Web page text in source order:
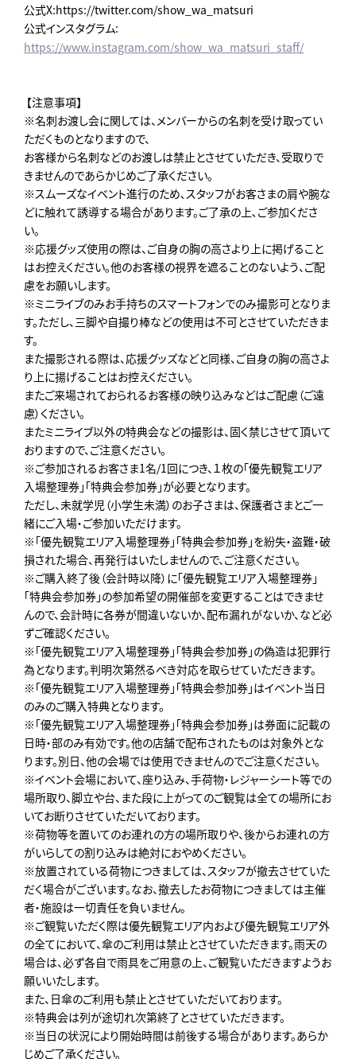
公式X:https://twitter.com/show_wa_matsuri
公式インスタグラム:
https://www.instagram.com/show_wa_matsuri_staff/
【注意事項】
※名刺お渡し会に関しては、メンバーからの名刺を受け取ってい
ただくものとなりますので、
お客様から名刺などのお渡しは禁止とさせていただき、受取りで
きませんのであらかじめご了承ください。
※スムーズなイベント進行のため､スタッフがお客さまの肩や腕な
どに触れて誘導する場合があります。ご了承の上､ご参加くださ
い。
※応援グッズ使用の際は、ご自身の胸の高さより上に掲げること
はお控えください。他のお客様の視界を遮ることのないよう、ご配
慮をお願いします。
※ミニライブのみお手持ちのスマートフォンでのみ撮影可となりま
す。ただし、三脚や自撮り棒などの使用は不可とさせていただきま
す。
また撮影される際は、応援グッズなどと同様、ご自身の胸の高さよ
り上に揚げることはお控えください。
またご来場されておられるお客様の映り込みなどはご配慮（ご遠
慮）ください。
またミニライブ以外の特典会などの撮影は、固く禁じさせて頂いて
おりますので、ご注意ください。
※ご参加されるお客さま1名/1回につき、１枚の「優先観覧エリア
入場整理券」「特典会参加券」が必要となります。
ただし、未就学児（小学生未満）のお子さまは、保護者さまとご一
緒にご入場・ご参加いただけます。
※「優先観覧エリア入場整理券」「特典会参加券」を紛失・盗難・破
損された場合、再発行はいたしませんので、ご注意ください。
※ご購入終了後（会計時以降）に「優先観覧エリア入場整理券」
「特典会参加券」の参加希望の開催部を変更することはできませ
んので、会計時に各券が間違いないか、配布漏れがないか、など必
ずご確認ください。
※「優先観覧エリア入場整理券」「特典会参加券」の偽造は犯罪行
為となります。判明次第然るべき対応を取らせていただきます。
※「優先観覧エリア入場整理券」「特典会参加券」はイベント当日
のみのご購入特典となります。
※「優先観覧エリア入場整理券」「特典会参加券」は券面に記載の
日時・部のみ有効です。他の店舗で配布されたものは対象外とな
ります。別日、他の会場では使用できませんのでご注意ください。
※イベント会場において、座り込み、手荷物・レジャーシート等での
場所取り、脚立や台、また段に上がってのご観覧は全ての場所にお
いてお断りさせていただいております。
※荷物等を置いてのお連れの方の場所取りや、後からお連れの方
がいらしての割り込みは絶対におやめください。
※放置されている荷物につきましては、スタッフが撤去させていた
だく場合がございます。なお、撤去したお荷物につきましては主催
者・施設は一切責任を負いません。
※ご観覧いただく際は優先観覧エリア内および優先観覧エリア外
の全てにおいて、傘のご利用は禁止とさせていただきます。雨天の
場合は、必ず各自で雨具をご用意の上、ご観覧いただきますようお
願いいたします。
また、日傘のご利用も禁止とさせていただいております。
※特典会は列が途切れ次第終了とさせていただきます。
※当日の状況により開始時間は前後する場合があります。あらか
じめご了承ください。